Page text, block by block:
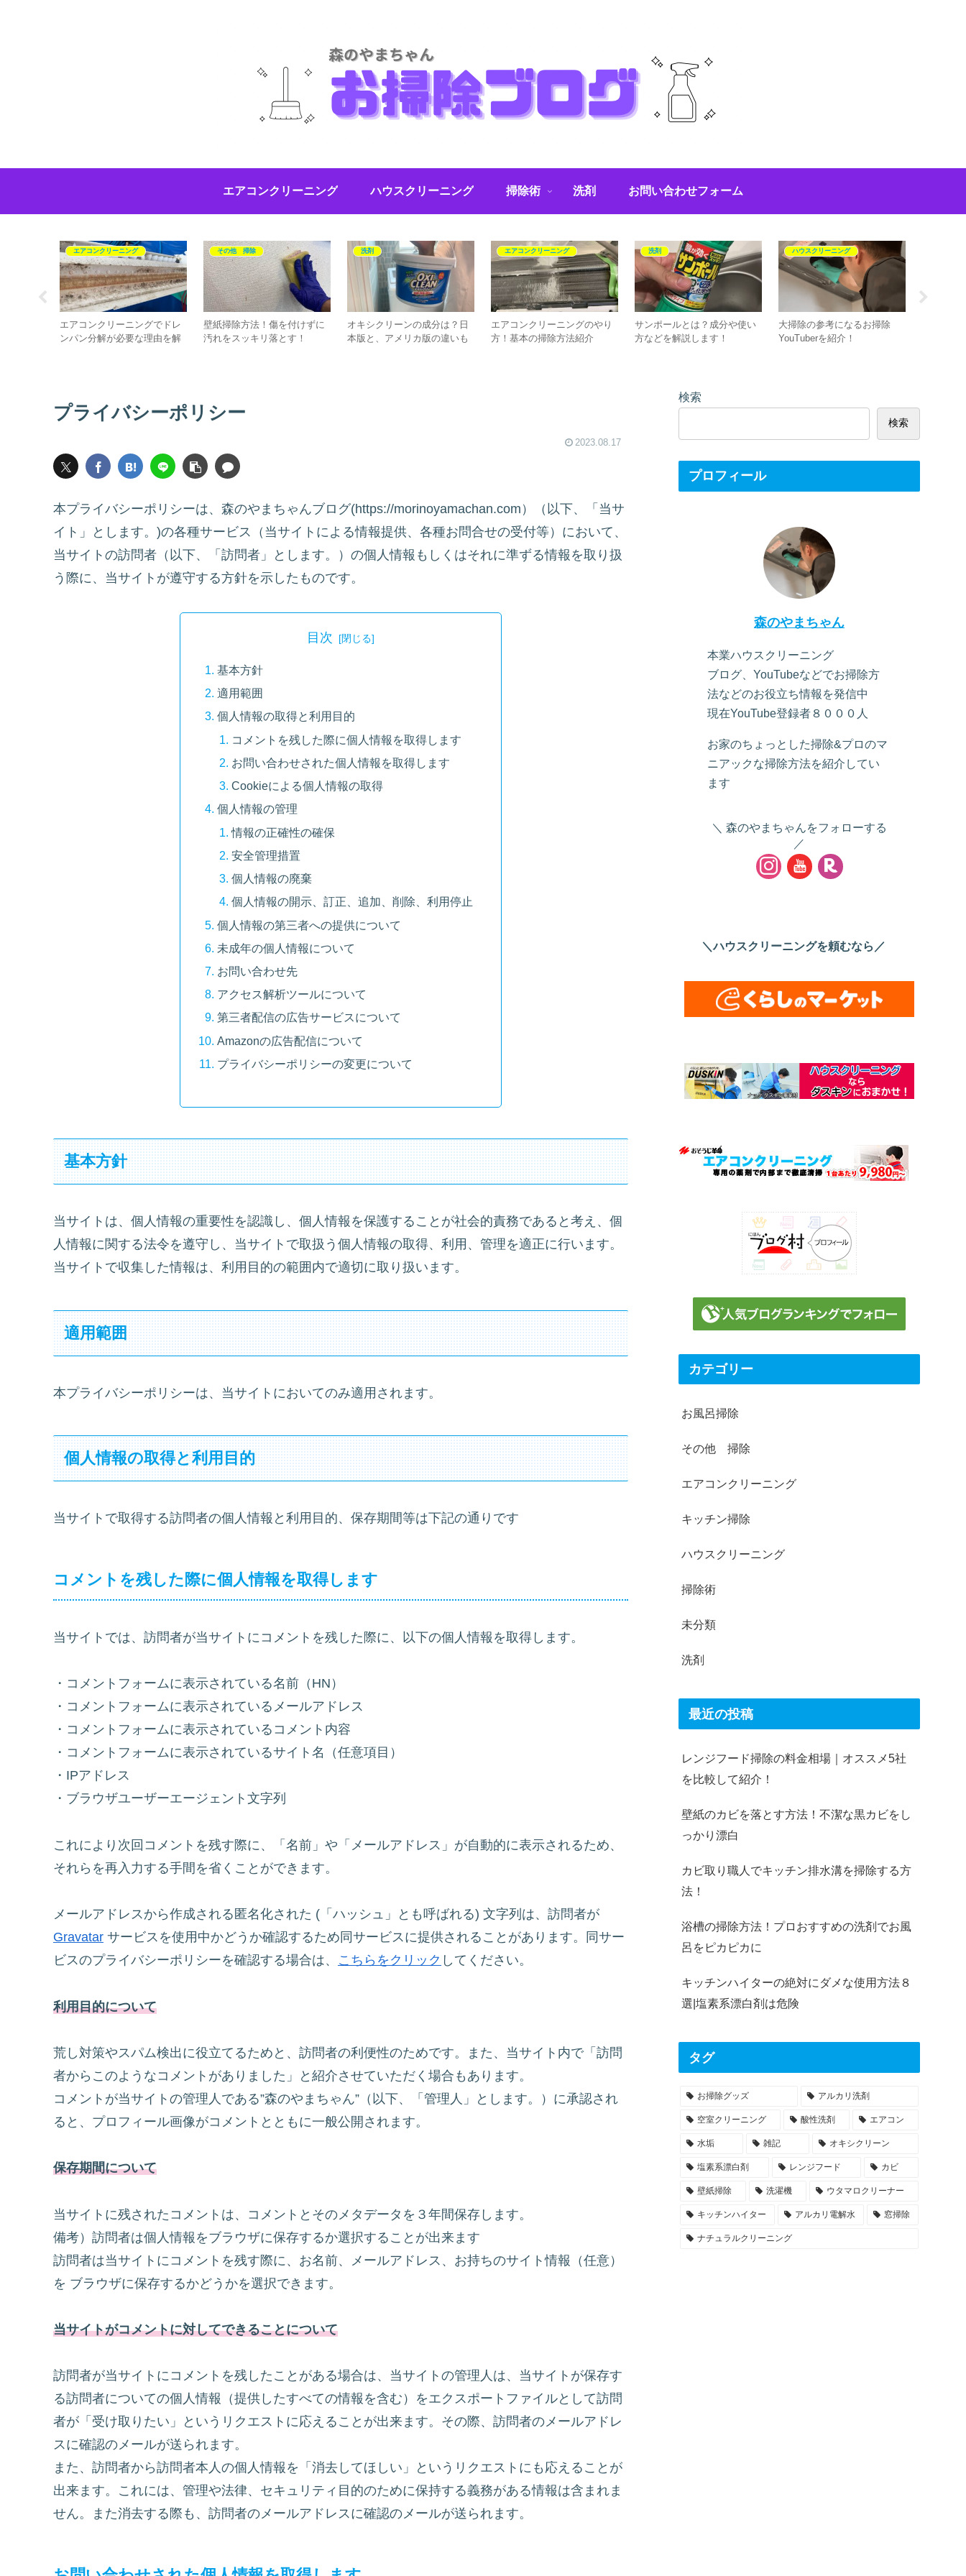
エアコンクリーニング ハウスクリーニング 掃除術 洗剤 お問い合わせフォーム
エアコンクリーニング
エアコンクリーニングでドレ
ンパン分解が必要な理由を解
その他 掃除
壁紙掃除方法！傷を付けずに
汚れをスッキリ落とす！
洗剤
オキシクリーンの成分は？日
本版と、アメリカ版の違いも
エアコンクリーニング
エアコンクリーニングのやり
方！基本の掃除方法紹介
洗剤
サンポールとは？成分や使い
方などを解説します！
ハウスクリーニング
大掃除の参考になるお掃除
YouTuberを紹介！
プライバシーポリシー
2023.08.17
本プライバシーポリシーは、森のやまちゃんブログ(https://morinoyamachan.com）（以下、「当サ
イト」とします。)の各種サービス（当サイトによる情報提供、各種お問合せの受付等）において、
当サイトの訪問者（以下、「訪問者」とします。）の個人情報もしくはそれに準ずる情報を取り扱
う際に、当サイトが遵守する方針を示したものです。
目次
基本方針
適用範囲
個人情報の取得と利用目的
コメントを残した際に個人情報を取得します
お問い合わせされた個人情報を取得します
Cookieによる個人情報の取得
個人情報の管理
情報の正確性の確保
安全管理措置
個人情報の廃棄
個人情報の開示、訂正、追加、削除、利用停止
個人情報の第三者への提供について
未成年の個人情報について
お問い合わせ先
アクセス解析ツールについて
第三者配信の広告サービスについて
Amazonの広告配信について
プライバシーポリシーの変更について
基本方針
当サイトは、個人情報の重要性を認識し、個人情報を保護することが社会的責務であると考え、個
人情報に関する法令を遵守し、当サイトで取扱う個人情報の取得、利用、管理を適正に行います。
当サイトで収集した情報は、利用目的の範囲内で適切に取り扱います。
適用範囲
本プライバシーポリシーは、当サイトにおいてのみ適用されます。
個人情報の取得と利用目的
当サイトで取得する訪問者の個人情報と利用目的、保存期間等は下記の通りです
コメントを残した際に個人情報を取得します
当サイトでは、訪問者が当サイトにコメントを残した際に、以下の個人情報を取得します。
・コメントフォームに表示されている名前（HN）
・コメントフォームに表示されているメールアドレス
・コメントフォームに表示されているコメント内容
・コメントフォームに表示されているサイト名（任意項目）
・IPアドレス
・ブラウザユーザーエージェント文字列
これにより次回コメントを残す際に、「名前」や「メールアドレス」が自動的に表示されるため、
それらを再入力する手間を省くことができます。
メールアドレスから作成される匿名化された (「ハッシュ」とも呼ばれる) 文字列は、訪問者が
Gravatar サービスを使用中かどうか確認するため同サービスに提供されることがあります。同サー
ビスのプライバシーポリシーを確認する場合は、 こちらをクリック してください。
利用目的について
荒し対策やスパム検出に役立てるためと、訪問者の利便性のためです。また、当サイト内で「訪問
者からこのようなコメントがありました」と紹介させていただく場合もあります。
コメントが当サイトの管理人である”森のやまちゃん”（以下、「管理人」とします。）に承認され
ると、プロフィール画像がコメントとともに一般公開されます。
保存期間について
当サイトに残されたコメントは、コメントとそのメタデータを３年間保存します。
備考）訪問者は個人情報をブラウザに保存するか選択することが出来ます
訪問者は当サイトにコメントを残す際に、お名前、メールアドレス、お持ちのサイト情報（任意）
を ブラウザに保存するかどうかを選択できます。
当サイトがコメントに対してできることについて
訪問者が当サイトにコメントを残したことがある場合は、当サイトの管理人は、当サイトが保存す
る訪問者についての個人情報（提供したすべての情報を含む）をエクスポートファイルとして訪問
者が「受け取りたい」というリクエストに応えることが出来ます。その際、訪問者のメールアドレ
スに確認のメールが送られます。
また、訪問者から訪問者本人の個人情報を「消去してほしい」というリクエストにも応えることが
出来ます。これには、管理や法律、セキュリティ目的のために保持する義務がある情報は含まれま
せん。また消去する際も、訪問者のメールアドレスに確認のメールが送られます。
検索
検索
プロフィール
森のやまちゃん
本業ハウスクリーニング
ブログ、YouTubeなどでお掃除方
法などのお役立ち情報を発信中
現在YouTube登録者８０００人
お家のちょっとした掃除&プロのマ
ニアックな掃除方法を紹介してい
ます
森のやまちゃんをフォローする
＼ハウスクリーニングを頼むなら／
カテゴリー
お風呂掃除
その他 掃除
エアコンクリーニング
キッチン掃除
ハウスクリーニング
掃除術
未分類
洗剤
最近の投稿
レンジフード掃除の料金相場｜オススメ5社
を比較して紹介！
壁紙のカビを落とす方法！不潔な黒カビをし
っかり漂白
カビ取り職人でキッチン排水溝を掃除する方
法！
浴槽の掃除方法！プロおすすめの洗剤でお風
呂をピカピカに
キッチンハイターの絶対にダメな使用方法８
選|塩素系漂白剤は危険
タグ
お掃除グッズ アルカリ洗剤
空室クリーニング 酸性洗剤 エアコン
水垢 雑記 オキシクリーン
塩素系漂白剤 レンジフード カビ
壁紙掃除 洗濯機 ウタマロクリーナー
キッチンハイター アルカリ電解水 窓掃除
ナチュラルクリーニング